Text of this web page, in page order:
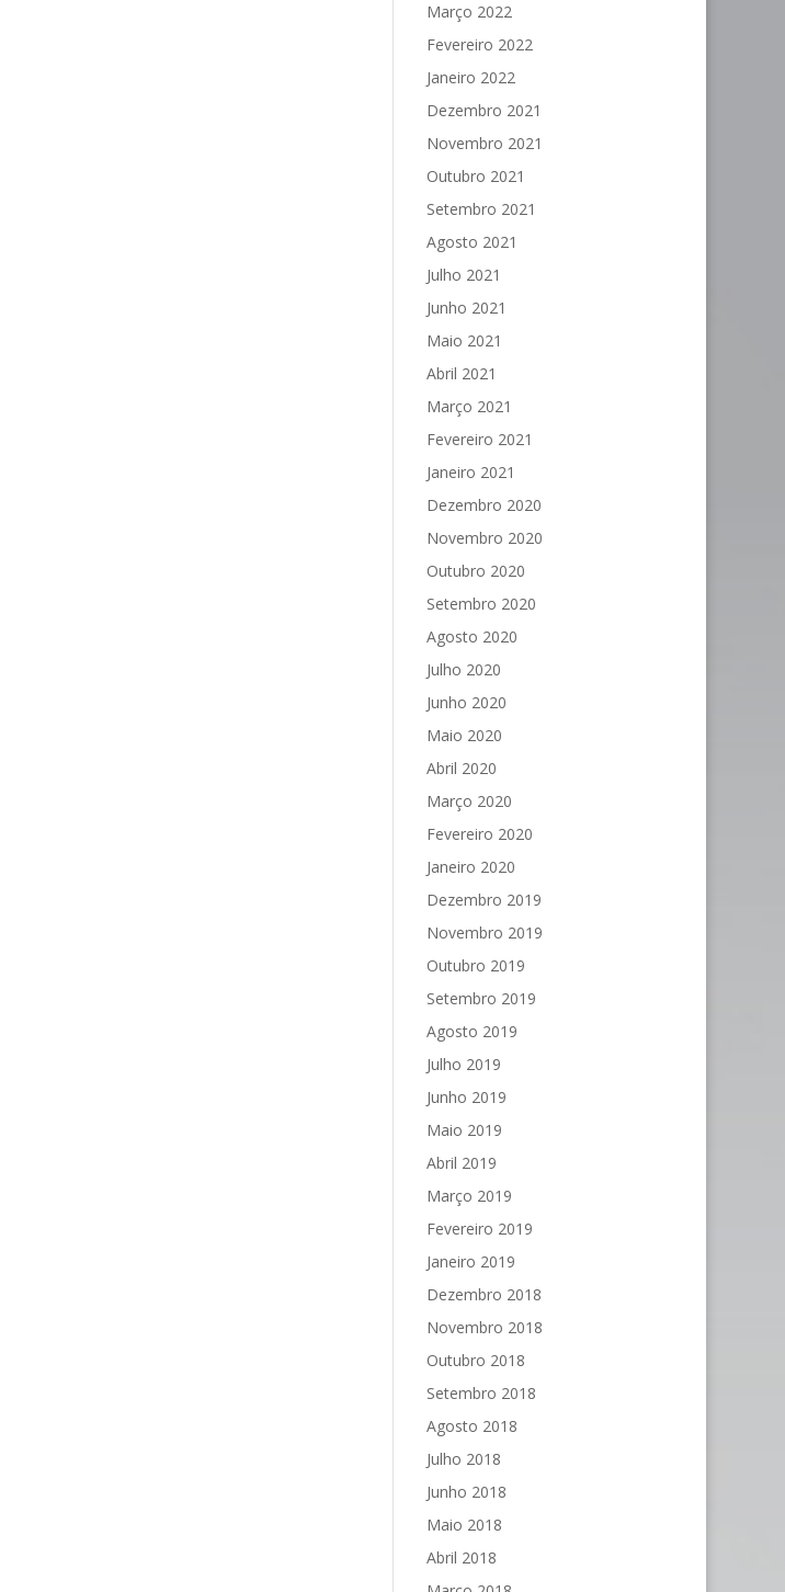
Março 2022
Fevereiro 2022
Janeiro 2022
Dezembro 2021
Novembro 2021
Outubro 2021
Setembro 2021
Agosto 2021
Julho 2021
Junho 2021
Maio 2021
Abril 2021
Março 2021
Fevereiro 2021
Janeiro 2021
Dezembro 2020
Novembro 2020
Outubro 2020
Setembro 2020
Agosto 2020
Julho 2020
Junho 2020
Maio 2020
Abril 2020
Março 2020
Fevereiro 2020
Janeiro 2020
Dezembro 2019
Novembro 2019
Outubro 2019
Setembro 2019
Agosto 2019
Julho 2019
Junho 2019
Maio 2019
Abril 2019
Março 2019
Fevereiro 2019
Janeiro 2019
Dezembro 2018
Novembro 2018
Outubro 2018
Setembro 2018
Agosto 2018
Julho 2018
Junho 2018
Maio 2018
Abril 2018